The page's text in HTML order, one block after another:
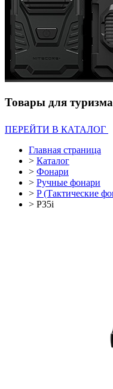
Товары для
ПЕРЕЙТИ В КАТАЛОГ
Главная страница
> Каталог
> Фонари
> Ручные фонари
> P (Тактические
> P35i